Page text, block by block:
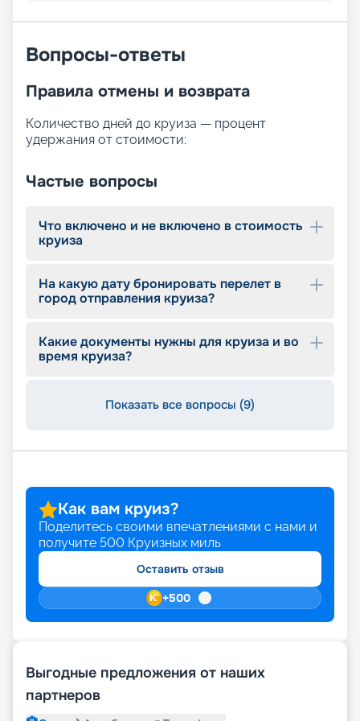
Погрузитесь в мир приключений с Adventure of
the Seas и создайте незабываемые
Вопросы-ответы
Правила отмены и возврата
Количество дней до круиза — процент
удержания от стоимости:
Частые вопросы
Что включено и не включено в стоимость
круиза
На какую дату бронировать перелет в
город отправления круиза?
Какие документы нужны для круиза и во
время круиза?
Показать все вопросы (9)
Как вам круиз?
Поделитесь своими впечатлениями с нами и
получите 500 Круизных миль
Оставить отзыв
+500
Выгодные предложения от наших
партнеров